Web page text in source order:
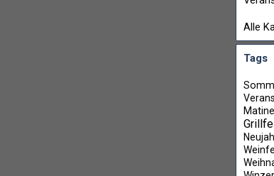
Alle
Tags